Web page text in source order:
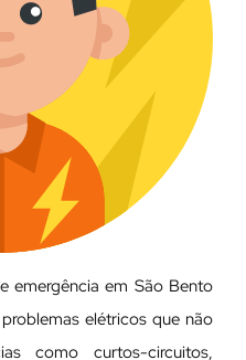
emergência em São Bento
elétricos que não
como curtos-circuitos,